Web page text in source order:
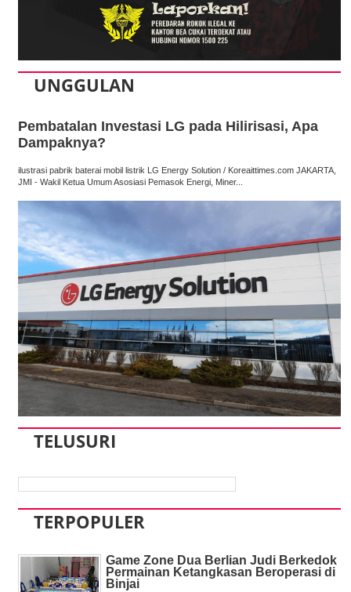
UNGGULAN
Pembatalan Investasi LG pada Hilirisasi, Apa
Dampaknya?
ilustrasi pabrik baterai mobil listrik LG Energy Solution / Koreaittimes.com JAKARTA,
JMI - Wakil Ketua Umum Asosiasi Pemasok Energi, Miner...
TELUSURI
TERPOPULER
Game Zone Dua Berlian Judi Berkedok
Permainan Ketangkasan Beroperasi di
Binjai